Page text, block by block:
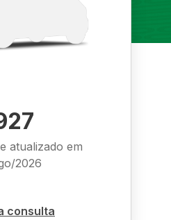
atualizado em
2026
consulta